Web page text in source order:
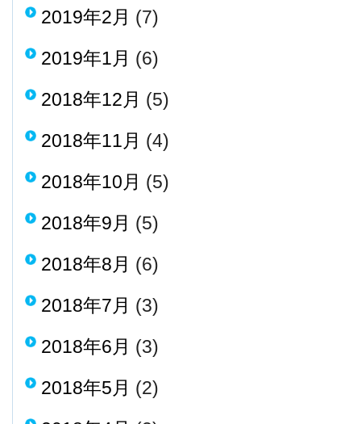
2019年2月 (7)
2019年1月 (6)
2018年12月 (5)
2018年11月 (4)
2018年10月 (5)
2018年9月 (5)
2018年8月 (6)
2018年7月 (3)
2018年6月 (3)
2018年5月 (2)